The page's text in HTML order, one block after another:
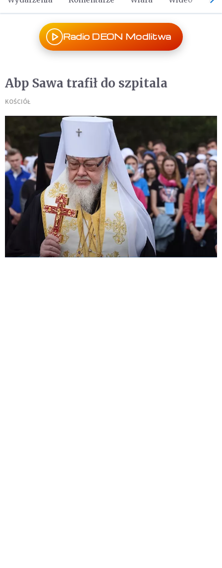
Radio DEON Modlitwa
Abp Sawa trafił do szpitala
KOŚCIÓŁ